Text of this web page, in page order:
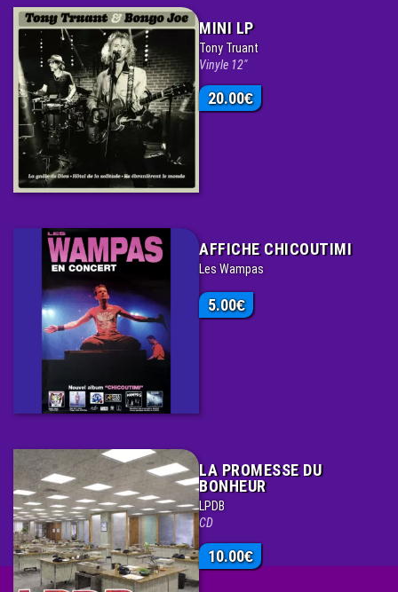
MINI LP
Tony Truant
Vinyle 12"
20.00€
AFFICHE CHICOUTIMI
Les Wampas
5.00€
LA PROMESSE DU
BONHEUR
LPDB
CD
10.00€